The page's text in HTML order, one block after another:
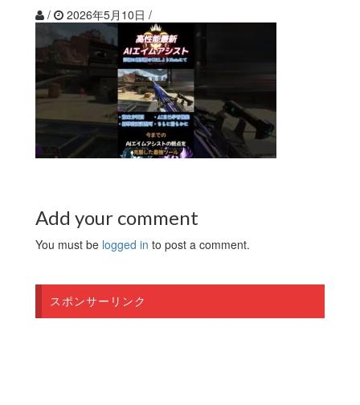
/ 2026年5月10日 /
Add your comment
You must be logged in to post a comment.
スポンサーリンク